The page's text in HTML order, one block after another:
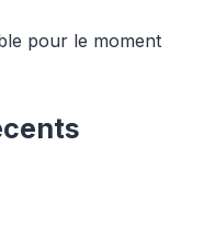
pour le moment